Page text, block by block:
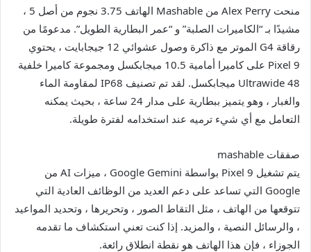
منحت Alex Perry من Mashable الهاتف 3.75 نجوم من أصل 5 ،
مشيدًا بـ “الكاميرات الصلبة” و “عمر البطارية الطويل”. مدعومًا من
رقاقة G4 الموتر مع ذاكرة وصول عشوائي 12 جيجابايت ، يحتوي
Pixel 9 على كاميرا أمامية 10.5 ميجابكسل ومجموعة كاميرا خلفية
Ultrawide 48 ميجابكسل. لقد تم تصنيف IP68 لمقاومة الماء
والغبار ، وهو يتميز ببطارية على مدار 24 ساعة ، بحيث يمكنه
التعامل مع أي شيء ترميه عند استخدامه لفترة طويلة.
صفقات mashable
يتم تشغيل Pixel 9 بواسطة Google Gemini ، ميزات AI من
Google التي تساعد على دعم العديد من الوظائف العادية التي
تتوقعها من الهاتف ، مثل التقاط الصور ، وتحريرها ، وتحديد المواعيد
، والرسائل النصية ، والمزيد. إذا كنت تعني استكشاف ما تقدمه
الجوزاء ، فإن هذا الهاتف هو نقطة انطلاق رائعة.